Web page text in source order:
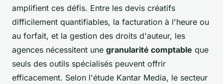
amplifient ces défis. Entre les devis créatifs
difficilement quantifiables, la facturation à l'heure ou
au forfait, et la gestion des droits d'auteur, les
agences nécessitent une granularité comptable que
seuls des outils spécialisés peuvent offrir
efficacement. Selon l'étude Kantar Media, le secteur